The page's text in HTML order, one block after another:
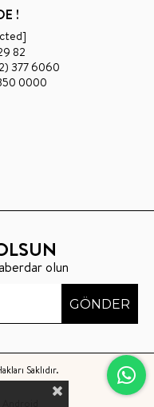
!
82
377 6060
0000
olun
GÖNDER
Saklıdır.